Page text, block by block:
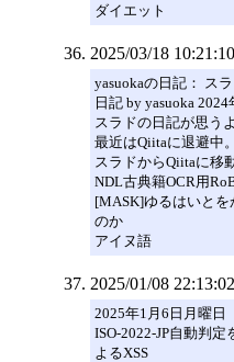
ダイエット
2025/03/18 10:21:10
yasuokaの日記： ス
日記 by yasuoka
スラドの日記が思う
最近はQiitaに退避中
スラドからQiitaに移
NDL古典籍OCR用
[MASK]ゆるはいと
のか
アイヌ語
2025/01/08 22:13:02
2025年1月6日月曜日
ISO-2022-JP自動判
よるXSS